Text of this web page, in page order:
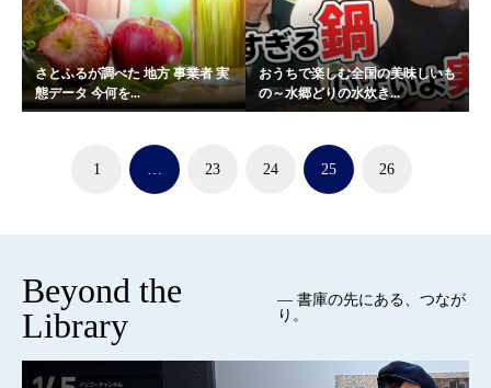
さとふるが調べた 地方 事業者 実
態データ 今何を...
おうちで楽しむ全国の美味しいも
の～水郷どりの水炊き...
1 … 23 24 25 26
Beyond the
Library
— 書庫の先にある、つなが
り。